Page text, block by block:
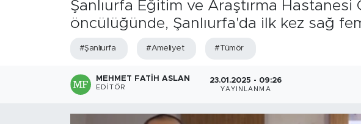
Şanlıurfa Eğitim ve Araştırma
öncülüğünde, Şanlıurfa'da ilk kez sağ
#Şanlıurfa #Ameliyet #Tümör
MEHMET FATIH ASLAN
EDITÖR
23.01.2025 - 09:26
YAYINLANMA
SAĞLIK
OTOMOBİL
Tüm Manşetler
Haber Arşivi